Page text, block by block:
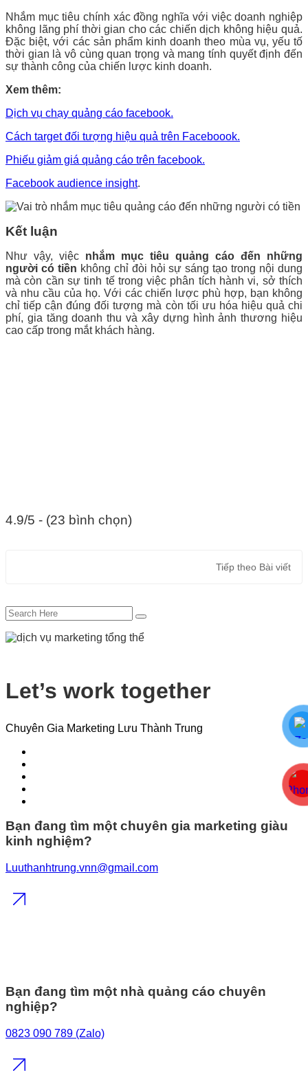
Nhắm mục tiêu chính xác đồng nghĩa với việc doanh nghiệp
không lãng phí thời gian cho các chiến dịch không hiệu quả.
Đặc biệt, với các sản phẩm kinh doanh theo mùa vụ, yếu tố
thời gian là vô cùng quan trọng và mang tính quyết định đến
sự thành công của chiến lược kinh doanh.
Xem thêm:
Dịch vụ chạy quảng cáo facebook.
Cách target đối tượng hiệu quả trên Faceboook.
Phiếu giảm giá quảng cáo trên facebook.
Facebook audience insight.
Kết luận
Như vậy, việc nhắm mục tiêu quảng cáo đến những
người có tiền không chỉ đòi hỏi sự sáng tạo trong nội dung
mà còn cần sự tinh tế trong việc phân tích hành vi, sở thích
và nhu cầu của họ. Với các chiến lược phù hợp, bạn không
chỉ tiếp cận đúng đối tượng mà còn tối ưu hóa hiệu quả chi
phí, gia tăng doanh thu và xây dựng hình ảnh thương hiệu
cao cấp trong mắt khách hàng.
4.9/5 - (23 bình chọn)
Tiếp theo Bài viết
Let’s work together
Chuyên Gia Marketing Lưu Thành Trung
Bạn đang tìm một chuyên gia marketing giàu
kinh nghiệm?
Luuthanhtrung.vnn@gmail.com
Bạn đang tìm một nhà quảng cáo chuyên
nghiệp?
0823 090 789 (Zalo)